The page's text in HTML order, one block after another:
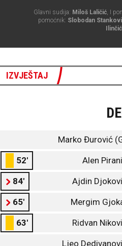
Glavni sudija: Miloš Laličić, I
pomoćnik: Slobodan
Ilinčić
IZVJEŠTAJ
Marko Đurović
52' Alen
84' Ajdin
65' Mergim
63' Ridvan
Ljeo